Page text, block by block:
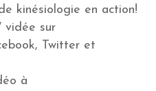
kinésiologie en action!
vidée sur
Twitter et
à